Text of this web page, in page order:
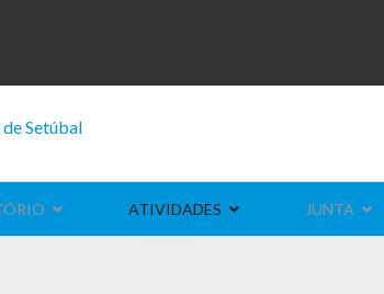
ATIVIDADES JUNTA